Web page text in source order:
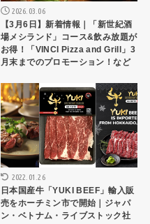
2026.03.06
【3月6日】新着情報｜「新世紀酒
場メシランド」コース&飲み放題が
お得！「VINCI Pizza and Grill」3
月末までのプロモーション！など
トピックス
2022.01.26
日本国産牛「YUKI BEEF」輸入販
売をホーチミン市で開始｜ジャパ
ン・ベトナム・ライブストック社